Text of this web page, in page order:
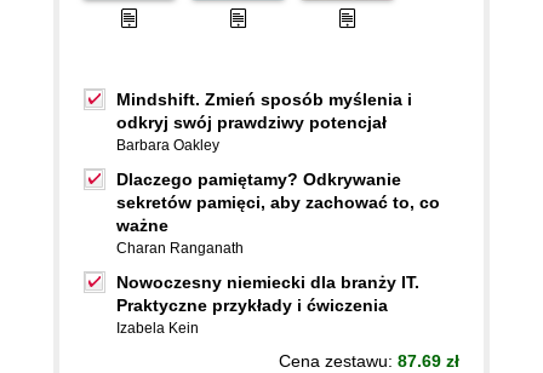
Mindshift. Zmień sposób myślenia i
odkryj swój prawdziwy potencjał
Barbara Oakley
Dlaczego pamiętamy? Odkrywanie
sekretów pamięci, aby zachować to, co
ważne
Charan Ranganath
Nowoczesny niemiecki dla branży IT.
Praktyczne przykłady i ćwiczenia
Izabela Kein
Cena zestawu: 87.69 zł